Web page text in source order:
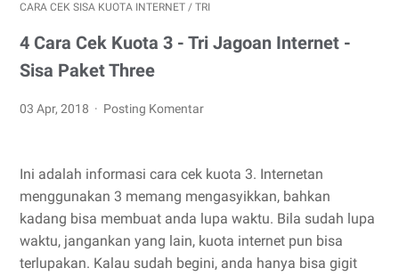
CARA CEK SISA KUOTA INTERNET / TRI
4 Cara Cek Kuota 3 - Tri Jagoan Internet -
Sisa Paket Three
03 Apr, 2018 Posting Komentar
Ini adalah informasi cara cek kuota 3. Internetan
menggunakan 3 memang mengasyikkan, bahkan
kadang bisa membuat anda lupa waktu. Bila sudah lupa
waktu, jangankan yang lain, kuota internet pun bisa
terlupakan. Kalau sudah begini, anda hanya bisa gigit